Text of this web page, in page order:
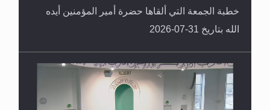
خطبة الجمعة التي ألقاها حضرة أمير المؤمنين أيده
الله بتاريخ 31-07-2026